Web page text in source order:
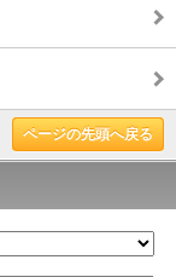
ページの先頭へ戻る